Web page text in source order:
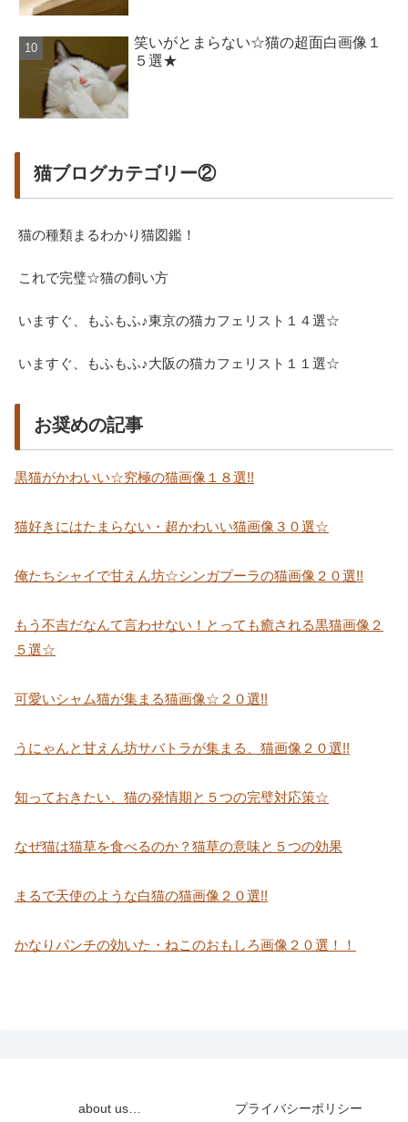
笑いがとまらない☆猫の超面白画像１
５選★
猫ブログカテゴリー②
猫の種類まるわかり猫図鑑！
これで完璧☆猫の飼い方
いますぐ、もふもふ♪東京の猫カフェリスト１４選☆
いますぐ、もふもふ♪大阪の猫カフェリスト１１選☆
お奨めの記事
黒猫がかわいい☆究極の猫画像１８選!!
猫好きにはたまらない・超かわいい猫画像３０選☆
俺たちシャイで甘えん坊☆シンガプーラの猫画像２０選!!
もう不吉だなんて言わせない！とっても癒される黒猫画像２
５選☆
可愛いシャム猫が集まる猫画像☆２０選!!
うにゃんと甘えん坊サバトラが集まる、猫画像２０選!!
知っておきたい、猫の発情期と５つの完璧対応策☆
なぜ猫は猫草を食べるのか？猫草の意味と５つの効果
まるで天使のような白猫の猫画像２０選!!
かなりパンチの効いた・ねこのおもしろ画像２０選！！
about us… プライバシーポリシー